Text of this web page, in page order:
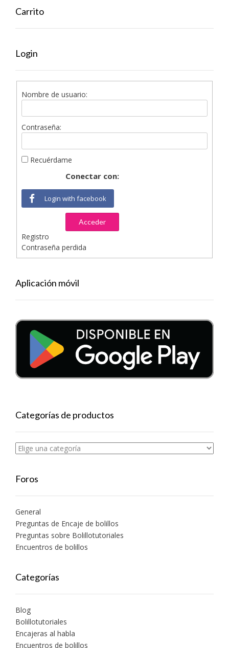
Carrito
Login
Nombre de usuario:
Contraseña:
Recuérdame
Conectar con:
Login with facebook
Acceder
Registro
Contraseña perdida
Aplicación móvil
Categorías de productos
Foros
General
Preguntas de Encaje de bolillos
Preguntas sobre Bolillotutoriales
Encuentros de bolillos
Categorías
Blog
Bolillotutoriales
Encajeras al habla
Encuentros de bolillos